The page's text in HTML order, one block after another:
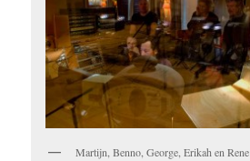
Martijn, Benno, George, Erikah en Rene